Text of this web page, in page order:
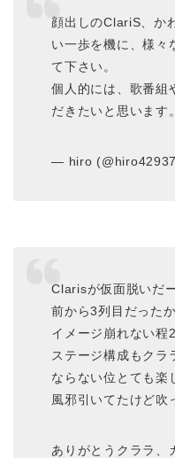
顔出しのClariS、か
い一歩を機に、様々
て下さい。
個人的には、歌番組
だきたいと思います。
— hiro
Clarisが仮面脱いだ
前から3列目だった
イメージ崩れない程
ステージ構成もクラ
ならない位とても楽
風邪引いてたけど吹
ありがとうクララ、